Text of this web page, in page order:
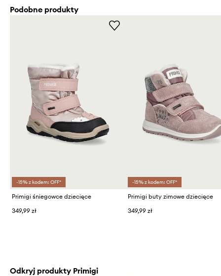
Podobne produkty
-15% z kodem: OFF*
Primigi śniegowce dziecięce
349,99 zł
-15% z kodem: OFF*
Primigi buty zimowe dziecięce
349,99 zł
Odkryj produkty Primigi